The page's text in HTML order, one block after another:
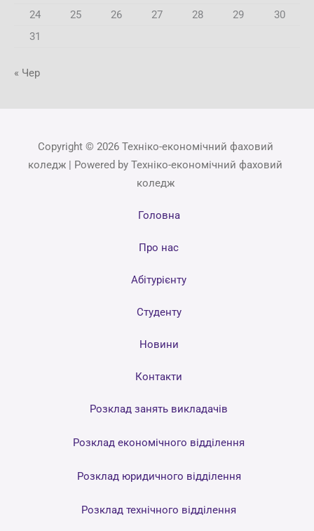
24
25 26 27 28 29
30
31
« Чер
Copyright © 2026 Техніко-економічний фаховий
коледж | Powered by Техніко-економічний фаховий
коледж
Головна
Про нас
Абітурієнту
Студенту
Новини
Контакти
Розклад занять викладачів
Розклад економічного відділення
Розклад юридичного відділення
Розклад технічного відділення